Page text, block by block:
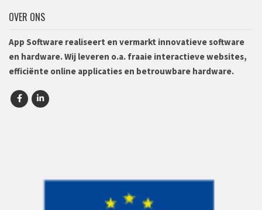
OVER ONS
App Software realiseert en vermarkt innovatieve software
en hardware. Wij leveren o.a. fraaie interactieve websites,
efficiënte online applicaties en betrouwbare hardware.